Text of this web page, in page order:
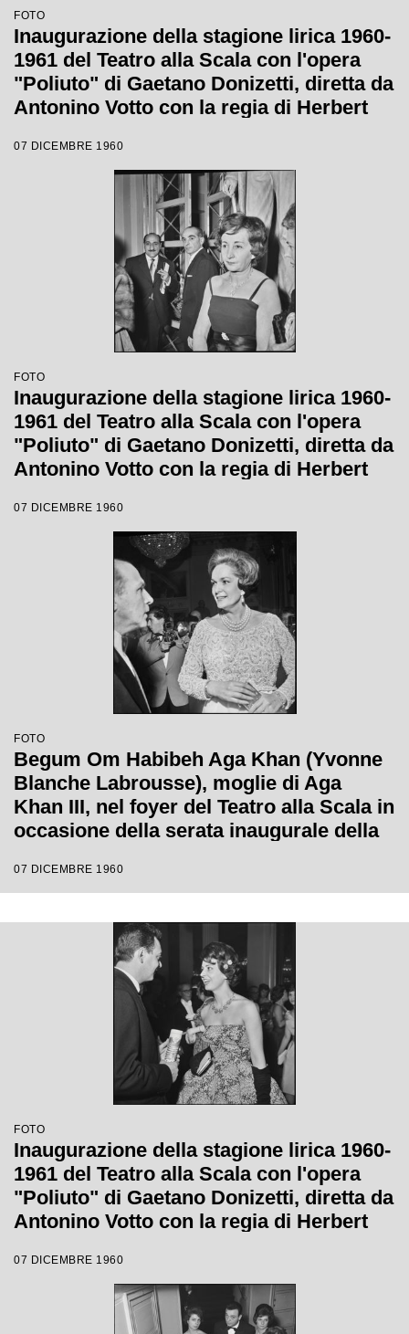
FOTO
Inaugurazione della stagione lirica 1960-
1961 del Teatro alla Scala con l'opera
"Poliuto" di Gaetano Donizetti, diretta da
Antonino Votto con la regia di Herbert
07 DICEMBRE 1960
FOTO
Inaugurazione della stagione lirica 1960-
1961 del Teatro alla Scala con l'opera
"Poliuto" di Gaetano Donizetti, diretta da
Antonino Votto con la regia di Herbert
07 DICEMBRE 1960
FOTO
Begum Om Habibeh Aga Khan (Yvonne
Blanche Labrousse), moglie di Aga
Khan III, nel foyer del Teatro alla Scala in
occasione della serata inaugurale della
"Poliuto" di Gaetano Donizetti, diretta da
Graf
07 DICEMBRE 1960
FOTO
Inaugurazione della stagione lirica 1960-
1961 del Teatro alla Scala con l'opera
"Poliuto" di Gaetano Donizetti, diretta da
Antonino Votto con la regia di Herbert
07 DICEMBRE 1960